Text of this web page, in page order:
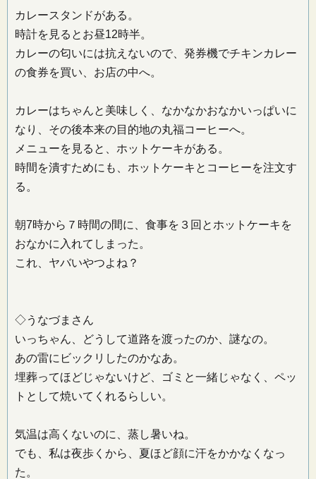
カレースタンドがある。
時計を見るとお昼12時半。
カレーの匂いには抗えないので、発券機でチキンカレー
の食券を買い、お店の中へ。
カレーはちゃんと美味しく、なかなかおなかいっぱいに
なり、その後本来の目的地の丸福コーヒーへ。
メニューを見ると、ホットケーキがある。
時間を潰すためにも、ホットケーキとコーヒーを注文す
る。
朝7時から７時間の間に、食事を３回とホットケーキを
おなかに入れてしまった。
これ、ヤバいやつよね？
◇うなづまさん
いっちゃん、どうして道路を渡ったのか、謎なの。
あの雷にビックリしたのかなあ。
埋葬ってほどじゃないけど、ゴミと一緒じゃなく、ペッ
トとして焼いてくれるらしい。
気温は高くないのに、蒸し暑いね。
でも、私は夜歩くから、夏ほど顔に汗をかかなくなっ
た。